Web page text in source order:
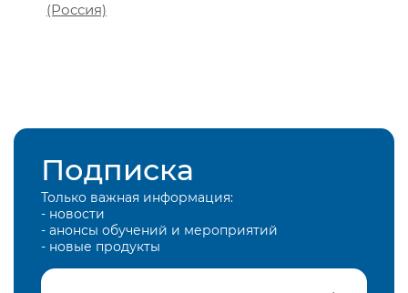
(Россия)
Подписка
Только важная информация:
- новости
- анонсы обучений и мероприятий
- новые продукты